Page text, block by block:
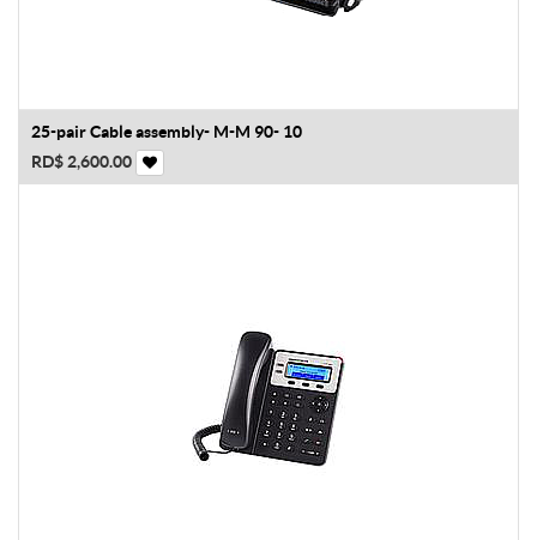
25-pair Cable assembly- M-M 90- 10
RD$2,600.00